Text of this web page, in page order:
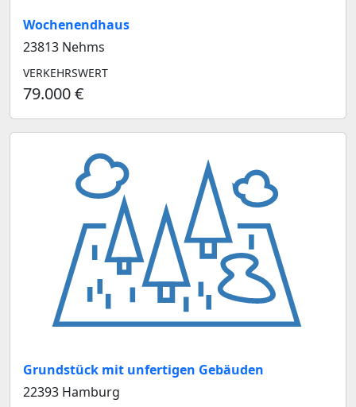
Wochenendhaus
23813 Nehms
VERKEHRSWERT
79.000 €
Grundstück mit unfertigen Gebäuden
22393 Hamburg